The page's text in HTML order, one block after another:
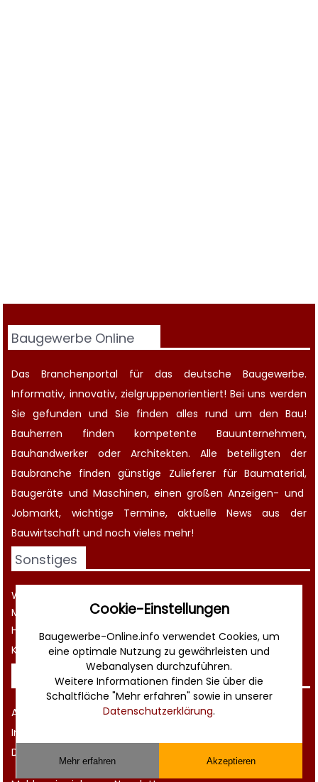
Baugewerbe Online
Das Branchenportal für das deutsche Baugewerbe.
Informativ, innovativ, zielgruppenorientiert! Bei uns werden
Sie gefunden und Sie finden alles rund um den Bau!
Bauherren finden kompetente Bauunternehmen,
Bauhandwerker oder Architekten. Alle beteiligten der
Baubranche finden günstige Zulieferer für Baumaterial,
Baugeräte und Maschinen, einen großenAnzeigen- und
Jobmarkt, wichtige Termine, aktuelleNews aus der
Bauwirtschaft und noch vieles mehr!
Sonstiges
Werbung
Musterverträge und Vorlagen
Hilfe
Kontakt
Rechtliches
AGB
Impressum
Datenschutz
Cookie-Einstellungen
Baugewerbe-Online.info verwendet Cookies, um
eine optimale Nutzung zu gewährleisten und
Webanalysen durchzuführen.
Weitere Informationen finden Sie über die
Schaltfläche "Mehr erfahren" sowie in unserer
Datenschutzerklärung.
Mehr erfahren Akzeptieren